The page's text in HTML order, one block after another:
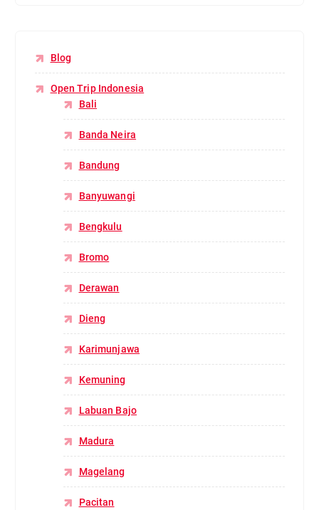
Blog
Open Trip Indonesia
Bali
Banda Neira
Bandung
Banyuwangi
Bengkulu
Bromo
Derawan
Dieng
Karimunjawa
Kemuning
Labuan Bajo
Madura
Magelang
Pacitan